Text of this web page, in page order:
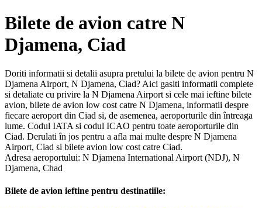
Bilete de avion catre N
Djamena, Ciad
Doriti informatii si detalii asupra pretului la bilete de avion pentru N
Djamena Airport, N Djamena, Ciad? Aici gasiti informatii complete
si detaliate cu privire la N Djamena Airport si cele mai ieftine bilete
avion, bilete de avion low cost catre N Djamena, informatii despre
fiecare aeroport din Ciad si, de asemenea, aeroporturile din întreaga
lume. Codul IATA si codul ICAO pentru toate aeroporturile din
Ciad. Derulati în jos pentru a afla mai multe despre N Djamena
Airport, Ciad si bilete avion low cost catre Ciad.
Adresa aeroportului: N Djamena International Airport (NDJ), N
Djamena, Chad
Bilete de avion ieftine pentru destinatiile: